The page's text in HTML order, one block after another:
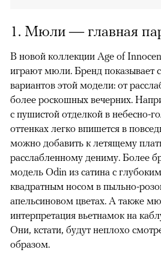
1. Мюли — главная
В новой коллекции Age of
играют мюли. Бренд показывает
вариантов этой модели: от
более роскошных вечерних.
с пушистой отделкой в небесно-
оттенках легко впишется в
можно добавить к летящему
расслабленному дениму. Более
модель Odin из сатина с
квадратным носом в пыльно-
апельсиновом цветах. А также
интерпретация вьетнамок на
Они, кстати, будут неплохо
образом.